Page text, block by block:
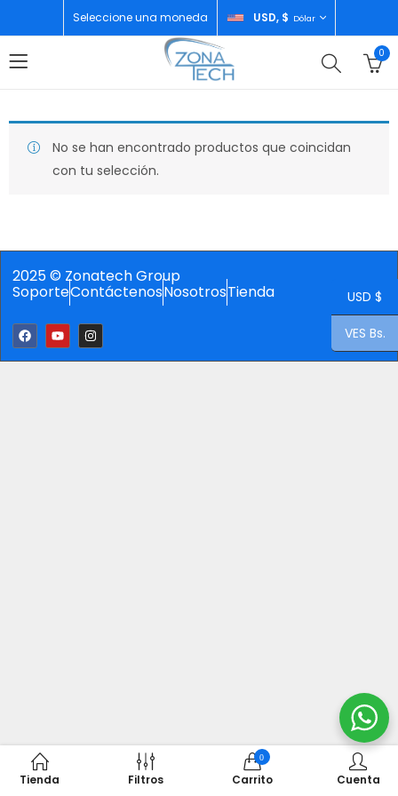
Seleccione una moneda USD, $ Dólar
0
No se han encontrado productos que coincidan
con tu selección.
2025 © Zonatech Group
SoporteContáctenosNosotrosTienda
Tienda Filtros
0
Carrito Cuenta
USD $
VES Bs.